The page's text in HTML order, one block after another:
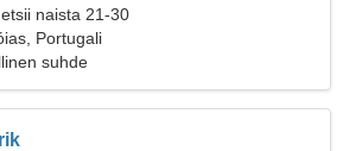
naista 21-30
Portugali
suhde